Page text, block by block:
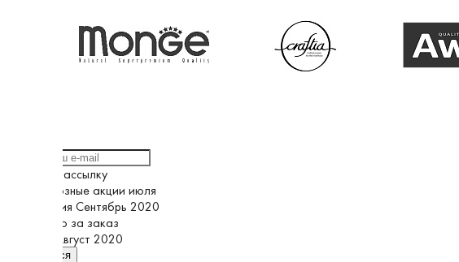
Выберите рассылку
Грандиозные акции июля
Кампания Сентябрь 2020
Спасибо за заказ
Супер Август 2020
Подписаться